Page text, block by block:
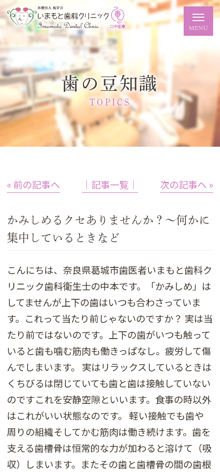
歯の豆知識
TOPICS
« 前の記事へ │記事一覧│ 次の記事へ »
かみしめるクセありませんか？～何かに
集中しているときなど
こんにちは、奈良県葛城市歯医者いまもと歯科ク
リニック歯科衛生士の中本です。「かみしめ」は
してませんが上下の歯はいつも合わさっていま
す。これって当たり前じゃないのですか？ 実は当
たり前ではないのです。上下の歯がいつも触って
いると歯も噛む筋肉も働きっぱなし。疲労して傷
んでしまいます。 実はリラックスしているときは
くちびるは閉じていても歯と歯は接触していない
のですこれを安静空隙といいます。食事の時以外
はこれがいい状態なのです。 軽い接触でも歯や
周りの組織そしてかむ筋肉は働き続けます。歯を
支える歯槽骨は恒常的な力が加わると溶けて（吸
収）しまいます。またその歯と歯槽骨の間の歯根